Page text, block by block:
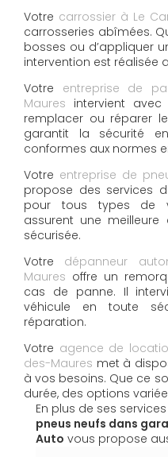
Votre carrossier à Le
carrosseries abîmées.
bosses ou d’appliquer
intervention est réalisée
Votre entreprise de
Maures intervient
remplacer ou réparer
garantit la sécurité
conformes aux normes
Votre entreprise de
propose des services
pour tous types de
assurent une
sécurisée.
Votre dépanneur
Maures offre un
cas de panne. Il
véhicule en toute
réparation.
Votre agence de
des-Maures met à
à vos besoins. Que ce
durée, des options
En plus de ses services
pneus neufs dans
Auto vous propose